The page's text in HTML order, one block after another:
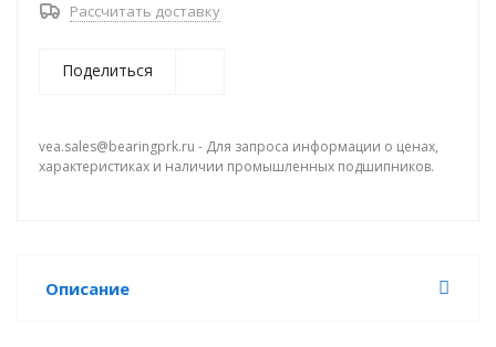
Рассчитать доставку
Поделиться
vea.sales@bearingprk.ru - Для запроса информации о ценах,
характеристиках и наличии промышленных подшипников.
Описание